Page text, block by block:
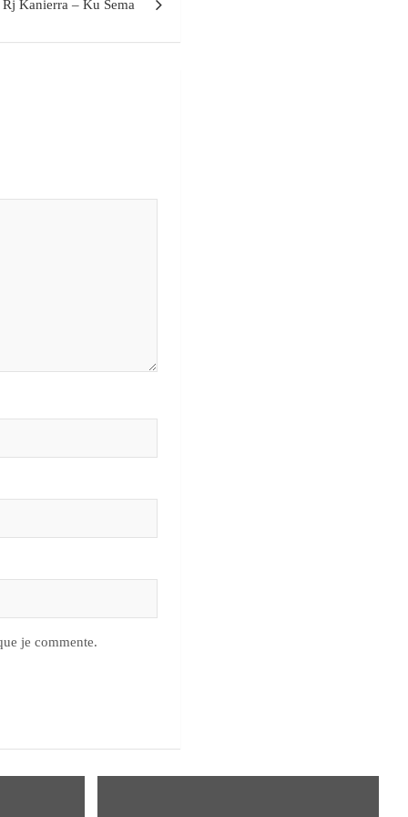
Kanierra – Ku Sema
je commente.